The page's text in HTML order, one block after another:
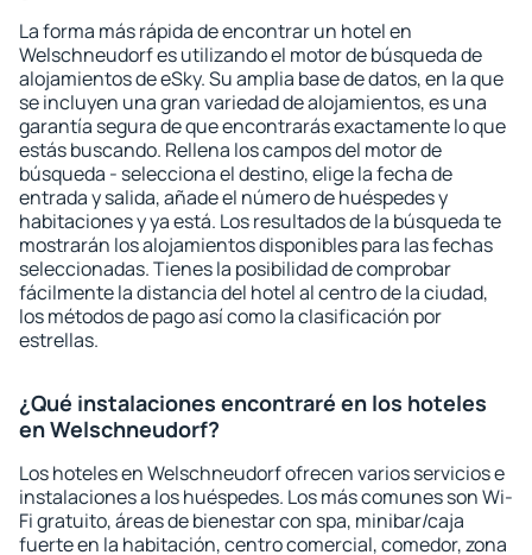
La forma más rápida de encontrar un hotel en
Welschneudorf es utilizando el motor de búsqueda de
alojamientos de eSky. Su amplia base de datos, en la que
se incluyen una gran variedad de alojamientos, es una
garantía segura de que encontrarás exactamente lo que
estás buscando. Rellena los campos del motor de
búsqueda - selecciona el destino, elige la fecha de
entrada y salida, añade el número de huéspedes y
habitaciones y ya está. Los resultados de la búsqueda te
mostrarán los alojamientos disponibles para las fechas
seleccionadas. Tienes la posibilidad de comprobar
fácilmente la distancia del hotel al centro de la ciudad,
los métodos de pago así como la clasificación por
estrellas.
¿Qué instalaciones encontraré en los hoteles
en Welschneudorf?
Los hoteles en Welschneudorf ofrecen varios servicios e
instalaciones a los huéspedes. Los más comunes son Wi-
Fi gratuito, áreas de bienestar con spa, minibar/caja
fuerte en la habitación, centro comercial, comedor, zona